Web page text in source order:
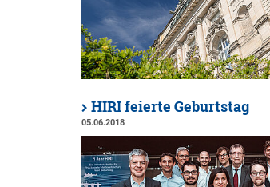
HIRI feierte Geburtstag
05.06.2018